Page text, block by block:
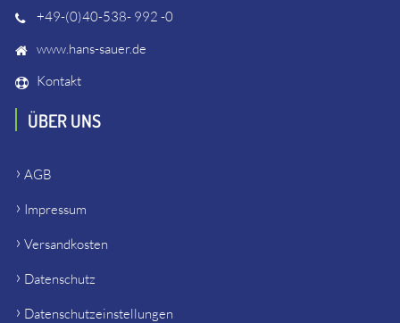
+49-(0)40-538- 992 -0
www.hans-sauer.de
Kontakt
ÜBER UNS
AGB
Impressum
Versandkosten
Datenschutz
Datenschutzeinstellungen